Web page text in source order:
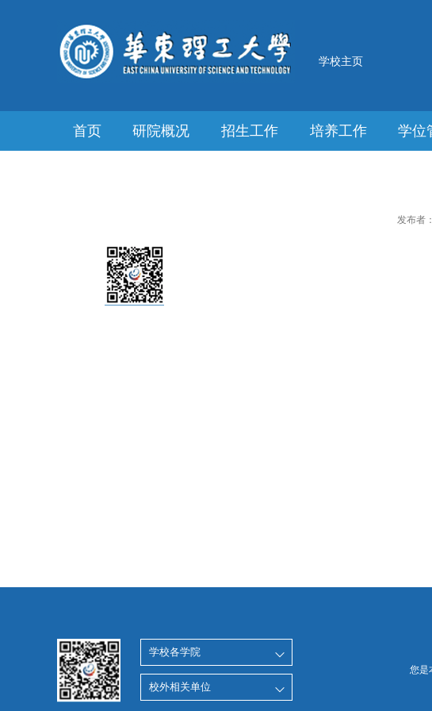
学校主页
首页 研院概况 招生工作 培养工作 学位
发布者
学校各学院
校外相关单位
您是